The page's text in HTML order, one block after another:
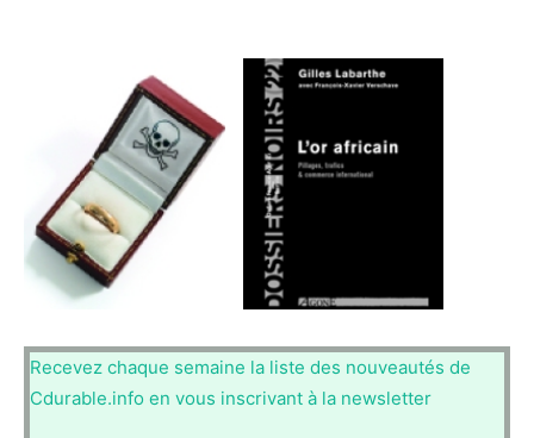
Recevez chaque semaine la liste des nouveautés de
Cdurable.info en vous inscrivant à la newsletter